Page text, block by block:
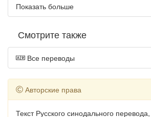
Показать больше
Смотрите также
Все переводы
Авторские права
Текст Русского синодального